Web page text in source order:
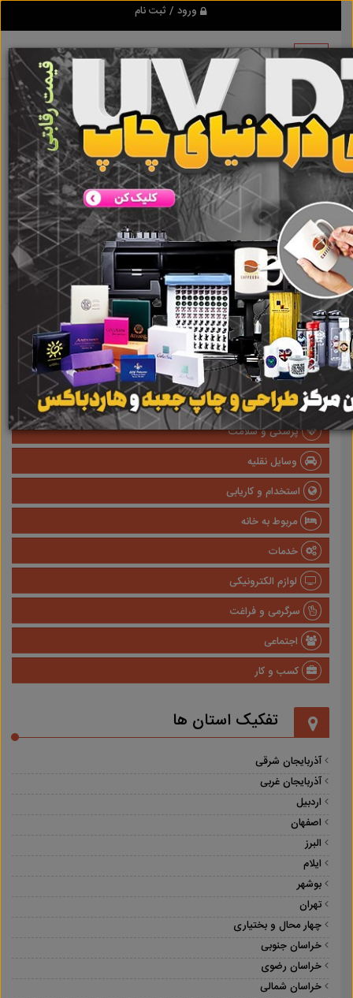
ورود / ثبت نام
نتیجه ای یافت نشد
گروه ها
املاک
صنعتی
پزشکی و سلامت
وسایل نقلیه
استخدام و کاریابی
مربوط به خانه
خدمات
لوازم الکترونیکی
سرگرمی و فراغت
اجتماعی
کسب و کار
تفکیک استان ها
آذربایجان شرقی
آذربایجان غربی
اردبیل
اصفهان
البرز
ایلام
بوشهر
تهران
چهار محال و بختیاری
خراسان جنوبی
خراسان رضوی
خراسان شمالی